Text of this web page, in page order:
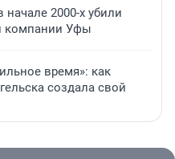
2000-х убили
компании Уфы
время»: как
создала свой